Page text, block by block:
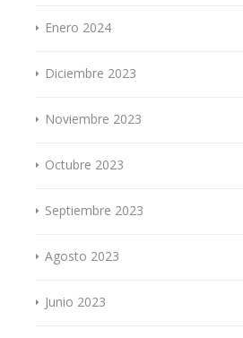
Enero 2024
Diciembre 2023
Noviembre 2023
Octubre 2023
Septiembre 2023
Agosto 2023
Junio 2023